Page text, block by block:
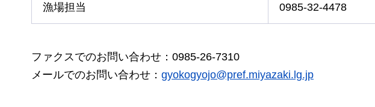
漁場担当 0985-32-4478
ファクスでのお問い合わせ：0985-26-7310
メールでのお問い合わせ： gyokogyojo@pref.miyazaki.lg.jp